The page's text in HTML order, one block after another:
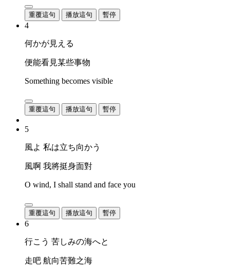
重覆這句 播放這句 暫停
4
何かが見える
便能看見某些事物
Something becomes visible
重覆這句 播放這句 暫停
5
風よ 私は立ち向かう
風啊 我將挺身面對
O wind, I shall stand and face you
重覆這句 播放這句 暫停
6
行こう 苦しみの海へと
走吧 航向苦難之海